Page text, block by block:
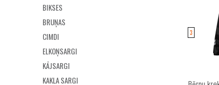
BIKSES
BRUŅAS
CIMDI
ELKOŅSARGI
KĀJSARGI
KAKLA SARGI
3